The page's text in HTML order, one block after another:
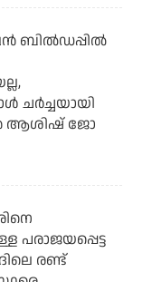
ബില്‍ഡപ്പില്‍
ചര്‍ച്ചയായി
ആശിഷ് ജോ
പരാജയപ്പെട്ട
രണ്ട്